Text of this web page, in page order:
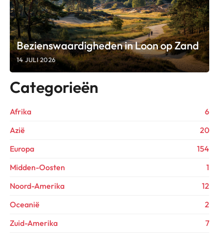
Bezienswaardigheden in Loon op Zand
14 JULI 2026
Categorieën
Afrika
6
Azië
20
Europa
154
Midden-Oosten
1
Noord-Amerika
12
Oceanië
2
Zuid-Amerika
7